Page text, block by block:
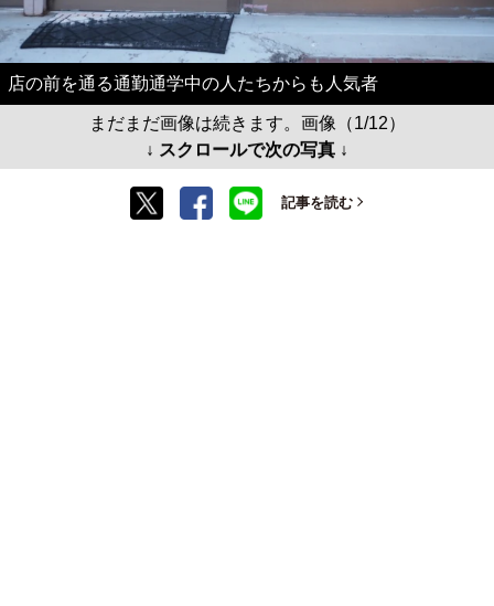
店の前を通る通勤通学中の人たちからも人気者
まだまだ画像は続きます。画像（1/12）
↓ スクロールで次の写真 ↓
記事を読む